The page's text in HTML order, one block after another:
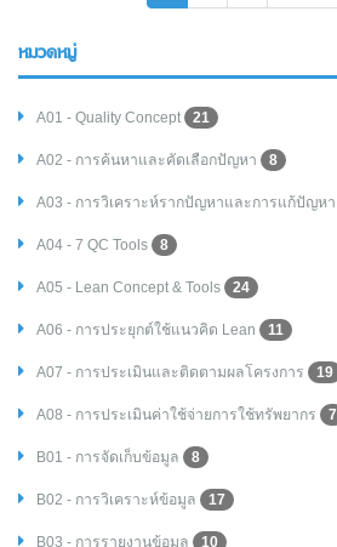
หมวดหมู่
A01 - Quality Concept 21
A02 - การค้นหาและคัดเลือกปัญหา 8
A03 - การวิเคราะห์รากปัญหาและการแก้ปัญหา
A04 - 7 QC Tools 8
A05 - Lean Concept & Tools 24
A06 - การประยุกต์ใช้แนวคิด Lean 11
A07 - การประเมินและติดตามผลโครงการ 19
A08 - การประเมินค่าใช้จ่ายการใช้ทรัพยากร 7
B01 - การจัดเก็บข้อมูล 8
B02 - การวิเคราะห์ข้อมูล 17
B03 - การรายงานข้อมูล 10